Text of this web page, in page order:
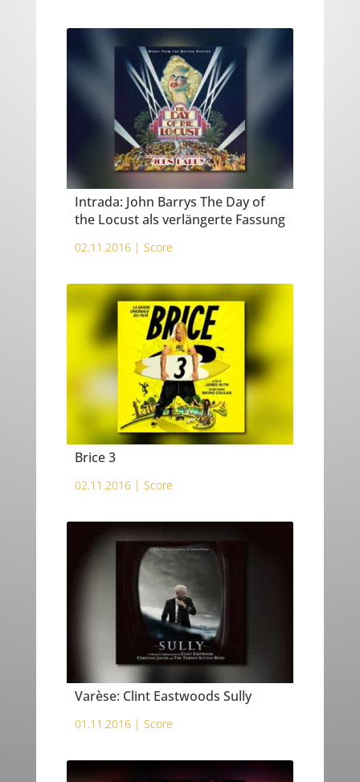
Intrada: John Barrys The Day of
the Locust als verlängerte Fassung
02.11.2016 | Score
Brice 3
02.11.2016 | Score
Varèse: Clint Eastwoods Sully
01.11.2016 | Score